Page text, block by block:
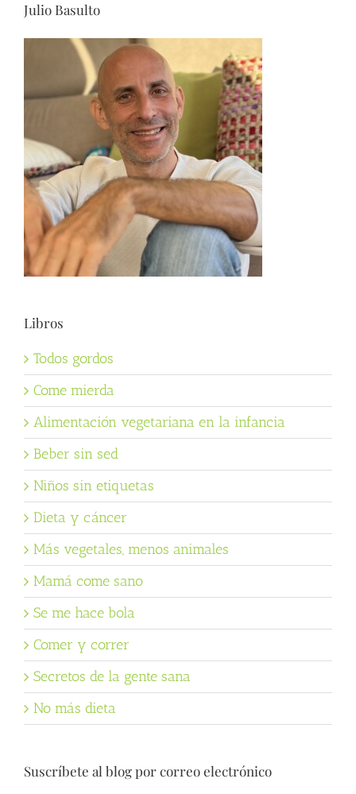
Julio Basulto
Libros
Todos gordos
Come mierda
Alimentación vegetariana en la infancia
Beber sin sed
Niños sin etiquetas
Dieta y cáncer
Más vegetales, menos animales
Mamá come sano
Se me hace bola
Comer y correr
Secretos de la gente sana
No más dieta
Suscríbete al blog por correo electrónico